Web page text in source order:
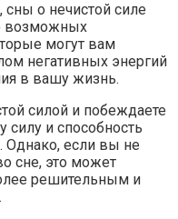
сны о нечистой силе
возможных
могут вам
негативных энергий
в вашу жизнь.
силой и побеждаете
силу и способность
Однако, если вы не
сне, это может
решительным и